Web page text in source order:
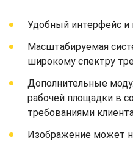
Удобный интерфейс и
Масштабируемая
широкому спектру
Дополнительные
рабочей площадки в
требованиями
Изображение может